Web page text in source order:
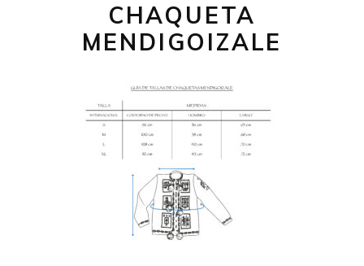
CHAQUETA
MENDIGOIZALE